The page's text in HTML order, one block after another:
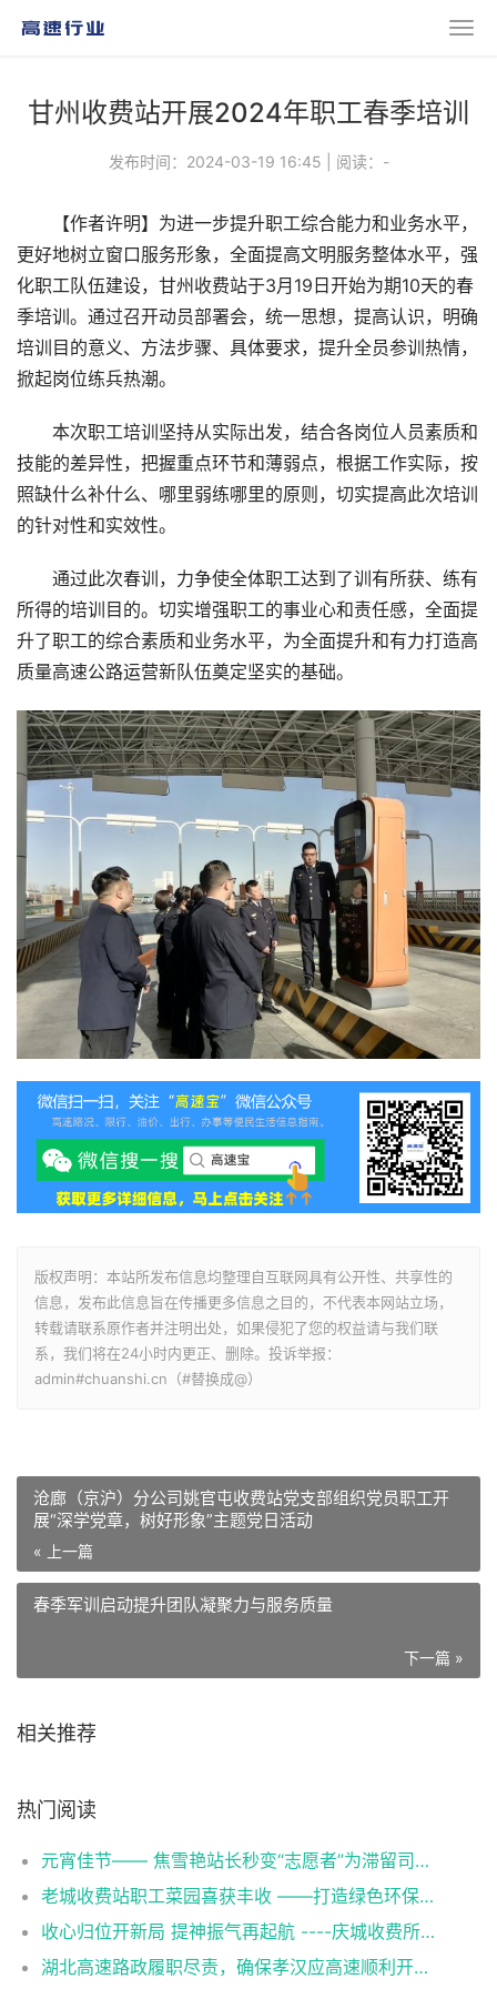
甘州收费站开展2024年职工春季培训
发布时间：2024-03-19 16:45 阅读： -
【作者许明】为进一步提升职工综合能力和业务水平，
更好地树立窗口服务形象，全面提高文明服务整体水平，强
化职工队伍建设，甘州收费站于3月19日开始为期10天的春
季培训。通过召开动员部署会，统一思想，提高认识，明确
培训目的意义、方法步骤、具体要求，提升全员参训热情，
掀起岗位练兵热潮。
本次职工培训坚持从实际出发，结合各岗位人员素质和
技能的差异性，把握重点环节和薄弱点，根据工作实际，按
照缺什么补什么、哪里弱练哪里的原则，切实提高此次培训
的针对性和实效性。
通过此次春训，力争使全体职工达到了训有所获、练有
所得的培训目的。切实增强职工的事业心和责任感，全面提
升了职工的综合素质和业务水平，为全面提升和有力打造高
质量高速公路运营新队伍奠定坚实的基础。
版权声明：本站所发布信息均整理自互联网具有公开性、共享性的
信息，发布此信息旨在传播更多信息之目的，不代表本网站立场，
转载请联系原作者并注明出处，如果侵犯了您的权益请与我们联
系，我们将在24小时内更正、删除。投诉举报：
admin#chuanshi.cn（#替换成@）
沧廊（京沪）分公司姚官屯收费站党支部组织党员职工开
展“深学党章，树好形象”主题党日活动
« 上一篇
春季军训启动提升团队凝聚力与服务质量
下一篇 »
相关推荐
热门阅读
元宵佳节—— 焦雪艳站长秒变“志愿者”为滞留司乘送上暖心餐
老城收费站职工菜园喜获丰收 ——打造绿色环保新风尚
收心归位开新局 提神振气再起航 ----庆城收费所老城收费站召开节后收心会暨重点工作部署会议
湖北高速路政履职尽责，确保孝汉应高速顺利开通运营